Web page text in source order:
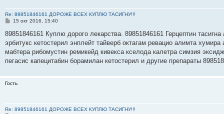
Re: 89851846161 ДОРОЖЕ ВСЕХ КУПЛЮ ТАСИГНУ!!!
С
о
щ
е
и
15 окт 2016, 15:40
89851846161 Куплю дорого лекарства. 89851846161 Герцептин
эрбитукс кетостерил энплейт тайверб октагам ревацио алимта
мабтера рибомустин ремикейд кивекса кселода калетра симзия
пегасис капецитабин борамилан кетостерил и другие препараты
Гость
Re: 89851846161 ДОРОЖЕ ВСЕХ КУПЛЮ ТАСИГНУ!!!